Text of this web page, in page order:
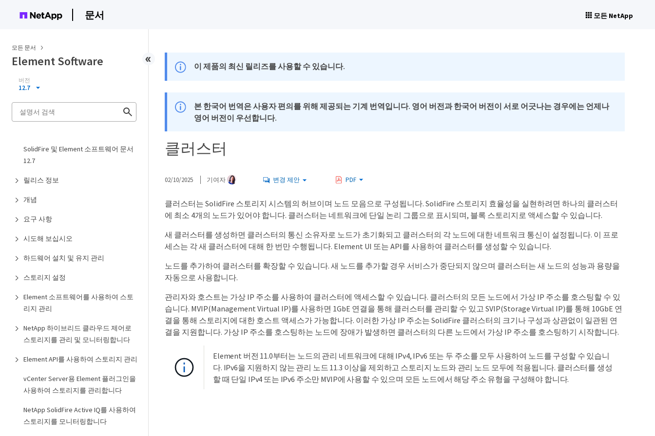
문서 모든 NetApp
모든 문서
Element Software
버전
12.7
SolidFire 및 Element 소프트웨어 문서
12.7
릴리스 정보
개념
요구 사항
시도해 보십시오
하드웨어 설치 및 유지 관리
스토리지 설정
Element 소프트웨어를 사용하여 스토
리지 관리
NetApp 하이브리드 클라우드 제어로
스토리지를 관리 및 모니터링합니다
Element API를 사용하여 스토리지 관리
vCenter Server용 Element 플러그인을
사용하여 스토리지를 관리합니다
NetApp SolidFire Active IQ를 사용하여
스토리지를 모니터링합니다
이 제품의 최신 릴리즈를 사용할 수 있습니다.
본 한국어 번역은 사용자 편의를 위해 제공되는 기계 번역입니다. 영어 버전과 한국어 버전이 서로 어긋나는 경우에는 언제나
영어 버전이 우선합니다.
클러스터
02/10/2025 기여자 변경 제안 PDF
클러스터는 SolidFire 스토리지 시스템의 허브이며 노드 모음으로 구성됩니다. SolidFire 스토리지 효율성을 실현하려면 하나의 클러스터
에 최소 4개의 노드가 있어야 합니다. 클러스터는 네트워크에 단일 논리 그룹으로 표시되며, 블록 스토리지로 액세스할 수 있습니다.
새 클러스터를 생성하면 클러스터의 통신 소유자로 노드가 초기화되고 클러스터의 각 노드에 대한 네트워크 통신이 설정됩니다. 이 프로
세스는 각 새 클러스터에 대해 한 번만 수행됩니다. Element UI 또는 API를 사용하여 클러스터를 생성할 수 있습니다.
노드를 추가하여 클러스터를 확장할 수 있습니다. 새 노드를 추가할 경우 서비스가 중단되지 않으며 클러스터는 새 노드의 성능과 용량을
자동으로 사용합니다.
관리자와 호스트는 가상 IP 주소를 사용하여 클러스터에 액세스할 수 있습니다. 클러스터의 모든 노드에서 가상 IP 주소를 호스팅할 수 있
습니다. MVIP(Management Virtual IP)를 사용하면 1GbE 연결을 통해 클러스터를 관리할 수 있고 SVIP(Storage Virtual IP)를 통해 10GbE 연
결을 통해 스토리지에 대한 호스트 액세스가 가능합니다. 이러한 가상 IP 주소는 SolidFire 클러스터의 크기나 구성과 상관없이 일관된 연
결을 지원합니다. 가상 IP 주소를 호스팅하는 노드에 장애가 발생하면 클러스터의 다른 노드에서 가상 IP 주소를 호스팅하기 시작합니다.
Element 버전 11.0부터는 노드의 관리 네트워크에 대해 IPv4, IPv6 또는 두 주소를 모두 사용하여 노드를 구성할 수 있습니
다. IPv6을 지원하지 않는 관리 노드 11.3 이상을 제외하고 스토리지 노드와 관리 노드 모두에 적용됩니다. 클러스터를 생성
할 때 단일 IPv4 또는 IPv6 주소만 MVIP에 사용할 수 있으며 모든 노드에서 해당 주소 유형을 구성해야 합니다.